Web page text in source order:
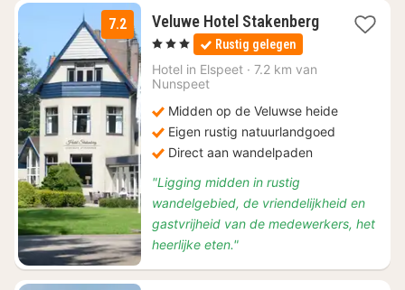
7.2
Veluwe Hotel Stakenberg
1
nacht
vanaf
€
115
, 3 Sterren Rustig gelegen
Hotel in Elspeet · 7.2 km van
Nunspeet
Midden op de Veluwse heide
Eigen rustig natuurlandgoed
Direct aan wandelpaden
"Ligging midden in rustig
wandelgebied, de vriendelijkheid en
gastvrijheid van de medewerkers, het
heerlijke eten."